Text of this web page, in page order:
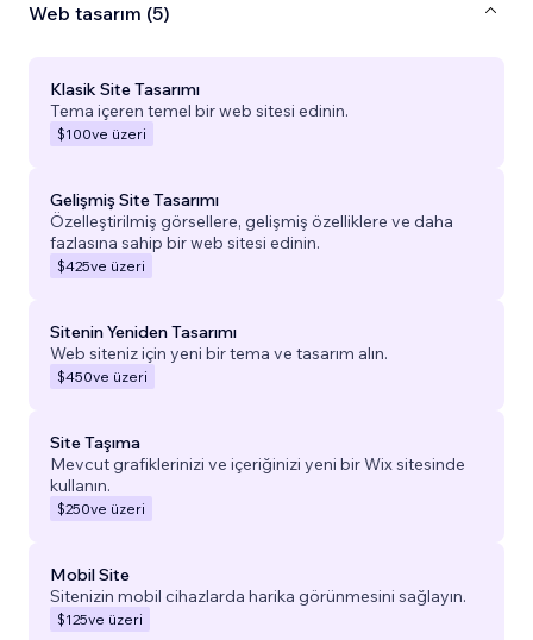
Web tasarım (5)
Klasik Site Tasarımı
Tema içeren temel bir web sitesi edinin.
$100ve üzeri
Gelişmiş Site Tasarımı
Özelleştirilmiş görsellere, gelişmiş özelliklere ve daha
fazlasına sahip bir web sitesi edinin.
$425ve üzeri
Sitenin Yeniden Tasarımı
Web siteniz için yeni bir tema ve tasarım alın.
$450ve üzeri
Site Taşıma
Mevcut grafiklerinizi ve içeriğinizi yeni bir Wix sitesinde
kullanın.
$250ve üzeri
Mobil Site
Sitenizin mobil cihazlarda harika görünmesini sağlayın.
$125ve üzeri